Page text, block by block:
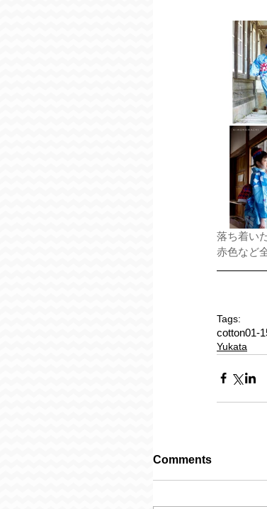
落ち着い
赤色など
Tags:
cotton01-
Yukata
Comments